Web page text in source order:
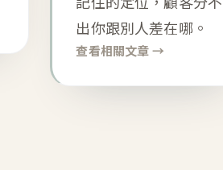
出你跟別人差在哪。
查看相關文章 →